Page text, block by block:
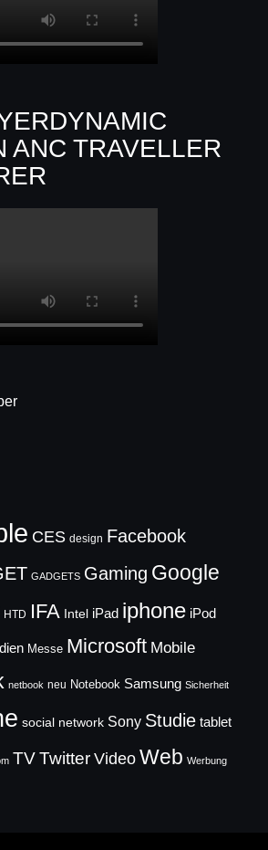
ANC TRAVELLER
CES design Facebook
GADGETS Gaming Google
HTD IFA Intel iPad iphone iPod
Messe Microsoft Mobile
netbook neu Notebook Samsung Sicherheit
social network Sony Studie tablet
TVTwitter Video Web Werbung